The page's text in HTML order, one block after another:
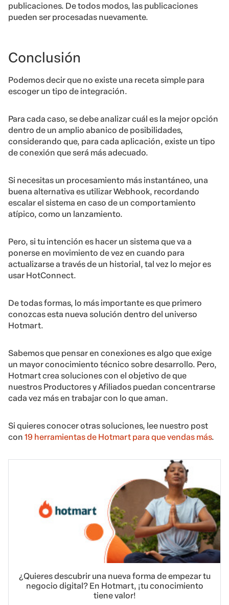
publicaciones. De todos modos, las publicaciones
pueden ser procesadas nuevamente.
Conclusión
Podemos decir que no existe una receta simple para
escoger un tipo de integración.
Para cada caso, se debe analizar cuál es la mejor opción
dentro de un amplio abanico de posibilidades,
considerando que, para cada aplicación, existe un tipo
de conexión que será más adecuado.
Si necesitas un procesamiento más instantáneo, una
buena alternativa es utilizar Webhook, recordando
escalar el sistema en caso de un comportamiento
atípico, como un lanzamiento.
Pero, si tu intención es hacer un sistema que va a
ponerse en movimiento de vez en cuando para
actualizarse a través de un historial, tal vez lo mejor es
usar HotConnect.
De todas formas, lo más importante es que primero
conozcas esta nueva solución dentro del universo
Hotmart.
Sabemos que pensar en conexiones es algo que exige
un mayor conocimiento técnico sobre desarrollo. Pero,
Hotmart crea soluciones con el objetivo de que
nuestros Productores y Afiliados puedan concentrarse
cada vez más en trabajar con lo que aman.
Si quieres conocer otras soluciones, lee nuestro post
con 19 herramientas de Hotmart para que vendas más.
¿Quieres descubrir una nueva forma de empezar tu
negocio digital? En Hotmart, ¡tu conocimiento
tiene valor!